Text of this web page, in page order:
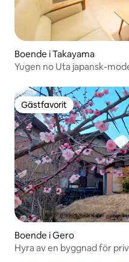
Boende i Takayama
Yugen no Uta japansk-
Gästfavorit
Gästfavorit
Boende i Gero
Hyra av en byggnad för